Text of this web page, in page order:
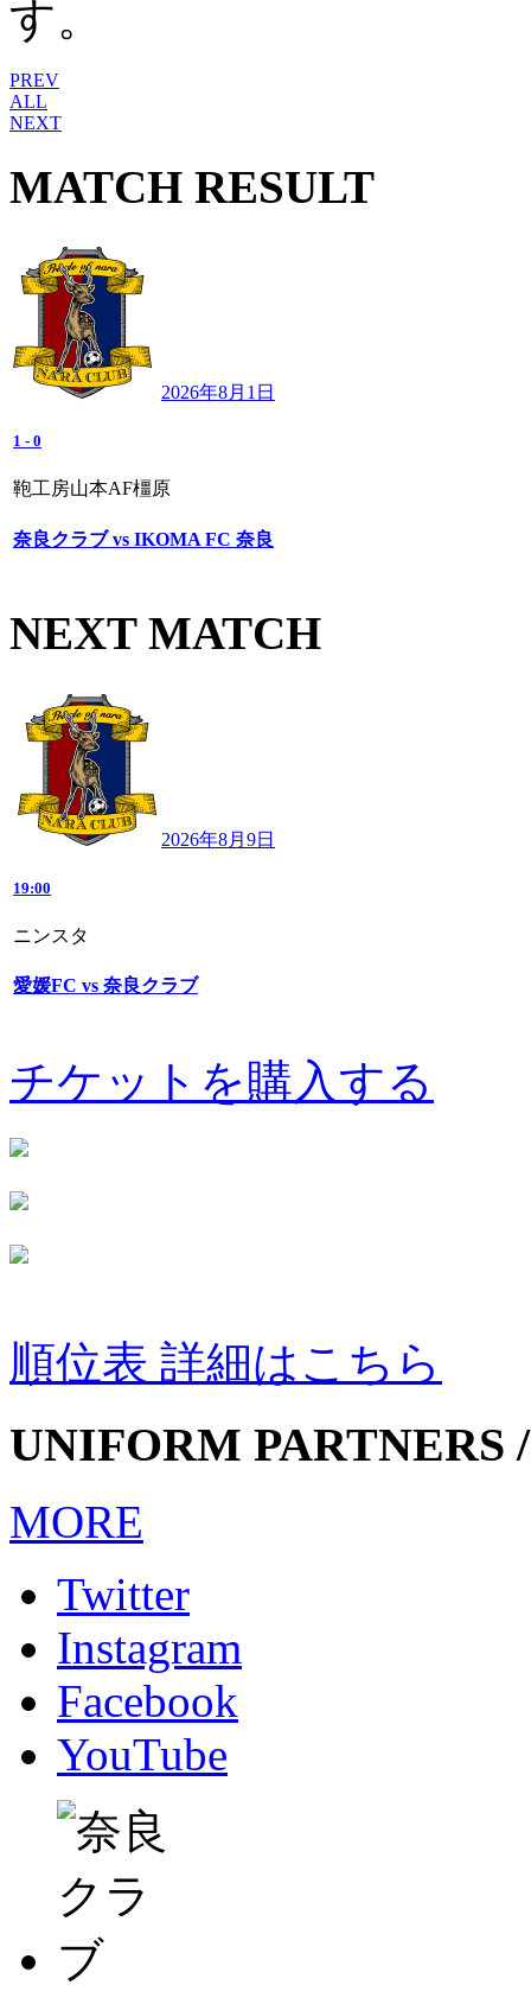
す。
PREV
ALL
NEXT
MATCH RESULT
2026年8月1日
1 - 0
鞄工房山本AF橿原
奈良クラブ vs IKOMA FC 奈良
NEXT MATCH
2026年8月9日
19:00
ニンスタ
愛媛FC vs 奈良クラブ
チケットを購入する
順位表 詳細はこちら
UNIFORM PARTNERS
MORE
Twitter
Instagram
Facebook
YouTube